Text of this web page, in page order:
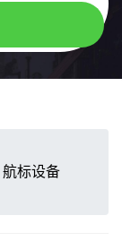
航标设备